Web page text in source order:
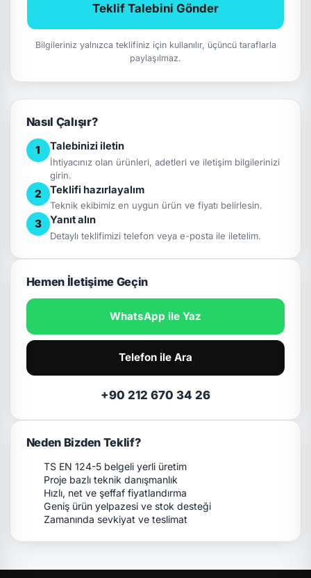
Teklif Talebini Gönder
Bilgileriniz yalnızca teklifiniz için kullanılır, üçüncü taraflarla
paylaşılmaz.
Nasıl Çalışır?
1 Talebinizi iletin
İhtiyacınız olan ürünleri, adetleri ve iletişim bilgilerinizi
girin.
2 Teklifi hazırlayalım
Teknik ekibimiz en uygun ürün ve fiyatı belirlesin.
3 Yanıt alın
Detaylı teklifimizi telefon veya e-posta ile iletelim.
Hemen İletişime Geçin
WhatsApp ile Yaz
Telefon ile Ara
+90 212 670 34 26
Neden Bizden Teklif?
TS EN 124-5 belgeli yerli üretim
Proje bazlı teknik danışmanlık
Hızlı, net ve şeffaf fiyatlandırma
Geniş ürün yelpazesi ve stok desteği
Zamanında sevkiyat ve teslimat